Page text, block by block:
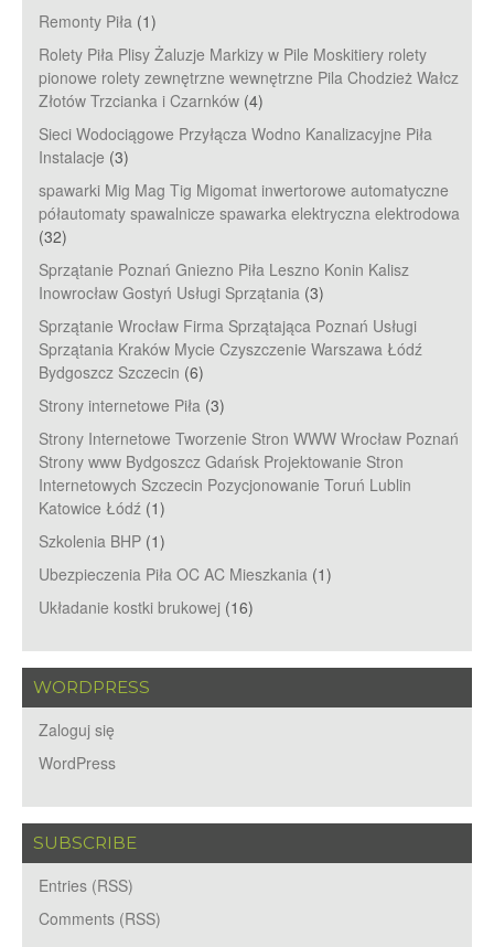
Remonty Piła (1)
Rolety Piła Plisy Żaluzje Markizy w Pile Moskitiery rolety
pionowe rolety zewnętrzne wewnętrzne Pila Chodzież Wałcz
Złotów Trzcianka i Czarnków (4)
Sieci Wodociągowe Przyłącza Wodno Kanalizacyjne Piła
Instalacje (3)
spawarki Mig Mag Tig Migomat inwertorowe automatyczne
półautomaty spawalnicze spawarka elektryczna elektrodowa
(32)
Sprzątanie Poznań Gniezno Piła Leszno Konin Kalisz
Inowrocław Gostyń Usługi Sprzątania (3)
Sprzątanie Wrocław Firma Sprzątająca Poznań Usługi
Sprzątania Kraków Mycie Czyszczenie Warszawa Łódź
Bydgoszcz Szczecin (6)
Strony internetowe Piła (3)
Strony Internetowe Tworzenie Stron WWW Wrocław Poznań
Strony www Bydgoszcz Gdańsk Projektowanie Stron
Internetowych Szczecin Pozycjonowanie Toruń Lublin
Katowice Łódź (1)
Szkolenia BHP (1)
Ubezpieczenia Piła OC AC Mieszkania (1)
Układanie kostki brukowej (16)
WORDPRESS
Zaloguj się
WordPress
SUBSCRIBE
Entries (RSS)
Comments (RSS)